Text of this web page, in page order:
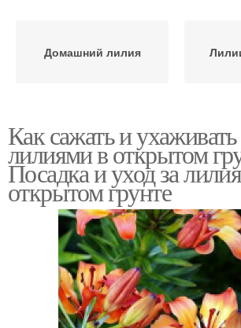
Домашний лилия
условиях
Уход за домашними
лилиями
Лилия в горшке
Как сажать и ухаживать
лилиями в открытом
Посадка и уход за
открытом грунте